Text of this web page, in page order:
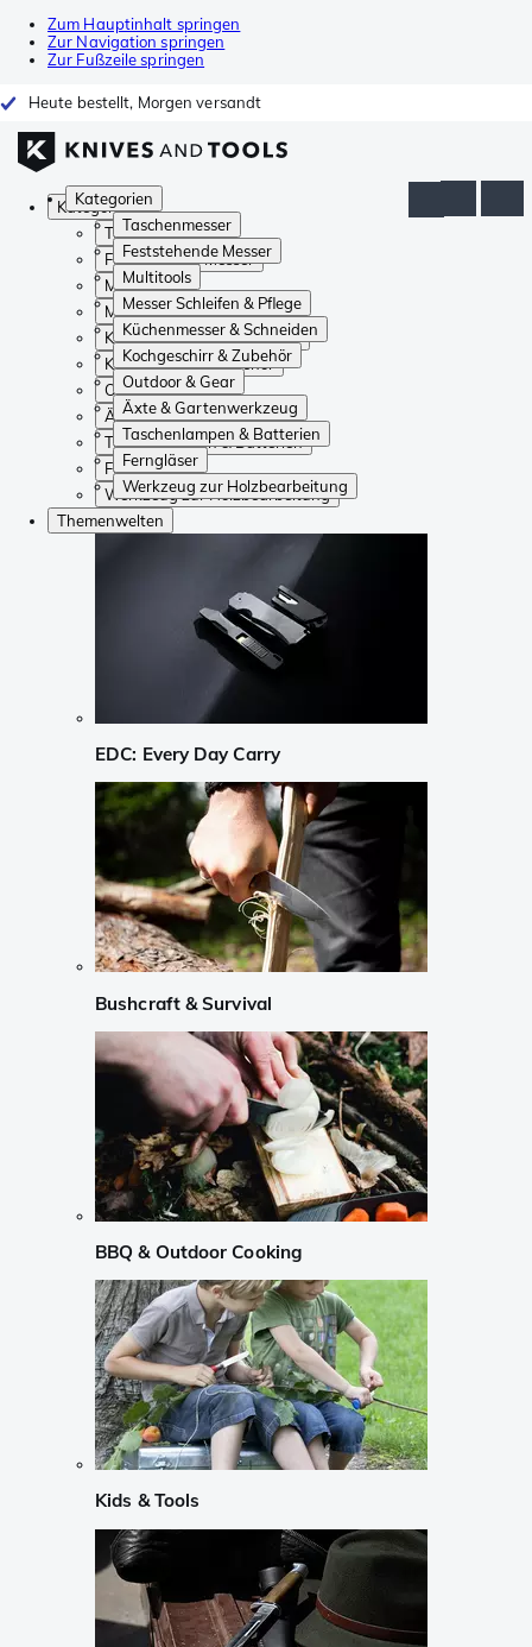
Zum Hauptinhalt springen
Zur Navigation springen
Zur Fußzeile springen
Heute bestellt, Morgen versandt
Kategorien
Taschenmesser
Feststehende Messer
Multitools
Messer Schleifen & Pflege
Küchenmesser & Schneiden
Kochgeschirr & Zubehör
Outdoor & Gear
Äxte & Gartenwerkzeug
Taschenlampen & Batterien
Ferngläser
Werkzeug zur Holzbearbeitung
Kategorien
Taschenmesser
Feststehende Messer
Multitools
Messer Schleifen & Pflege
Küchenmesser & Schneiden
Kochgeschirr & Zubehör
Outdoor & Gear
Äxte & Gartenwerkzeug
Taschenlampen & Batterien
Ferngläser
Werkzeug zur Holzbearbeitung
Themenwelten
EDC: Every Day Carry
Bushcraft & Survival
BBQ & Outdoor Cooking
Kids & Tools